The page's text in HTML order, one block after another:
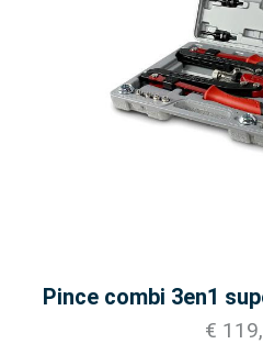
Pince combi 3en1
€